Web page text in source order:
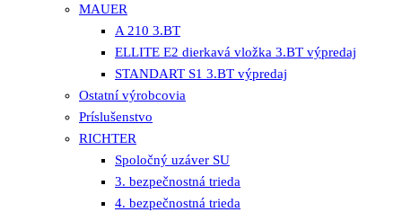
MAUER
A 210 3.BT
ELLITE E2 dierkavá vložka 3.BT výpredaj
STANDART S1 3.BT výpredaj
Ostatní výrobcovia
Príslušenstvo
RICHTER
Spoločný uzáver SU
3. bezpečnostná trieda
4. bezpečnostná trieda